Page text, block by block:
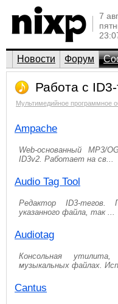
7
Новости Форум
Работа с
Мультимедийное программное
Ampache
Web-основанный MP3/
ID3v2. Работает на св...
Audio Tag Tool
Редактор ID3-тегов.
указанного файла, так ...
Audiotag
Консольная
музыкальных файлах.
Cantus